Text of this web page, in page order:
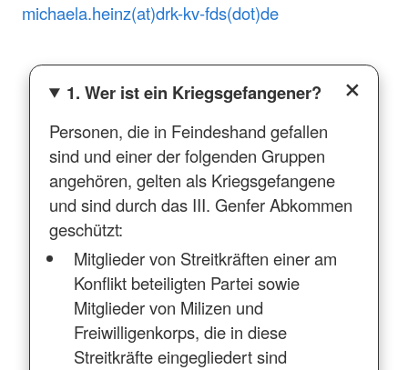
michaela.heinz(at)drk-kv-fds(dot)de
1. Wer ist ein Kriegsgefangener?
Personen, die in Feindeshand gefallen
sind und einer der folgenden Gruppen
angehören, gelten als Kriegsgefangene
und sind durch das III. Genfer Abkommen
geschützt:
Mitglieder von Streitkräften einer am
Konflikt beteiligten Partei sowie
Mitglieder von Milizen und
Freiwilligenkorps, die in diese
Streitkräfte eingegliedert sind